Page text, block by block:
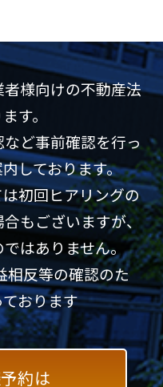
様向けの不動産法
す。
ど事前確認を行っ
しております。
初回ヒアリングの
もございますが、
はありません。
反等の確認のた
おります
約は